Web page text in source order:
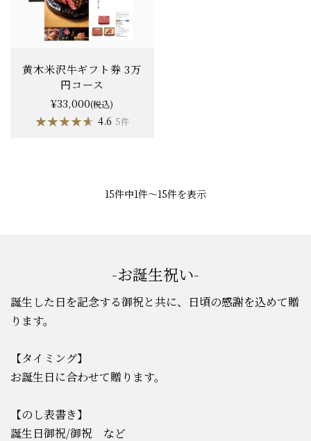
黄木米沢牛ギフト券 3万
円コース
¥33,000(税込)
★★★★★
★★★★★ 4.6 5件
15件中1件〜15件を表示
-お誕生祝い-
誕生した日を記念する御祝と共に、日頃の感謝を込めて贈
ります。
【タイミング】
お誕生日に合わせて贈ります。
【のし表書き】
誕生日御祝/御祝 など